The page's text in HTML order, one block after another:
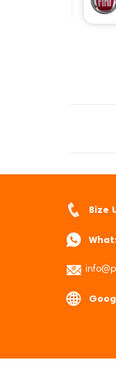
Bize